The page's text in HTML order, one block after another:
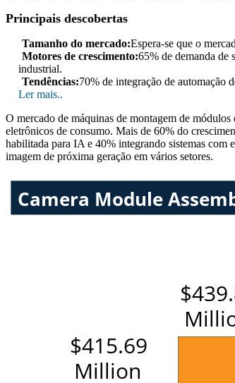
Principais descobertas
Tamanho do mercado:Espera-se que o
Motores de crescimento:65% de demanda de
industrial.
Tendências:70% de integração de automação
Ler mais..
O mercado de máquinas de montagem de
eletrônicos de consumo. Mais de 60% do
habilitada para IA e 40% integrando sistemas com
imagem de próxima geração em vários setores.